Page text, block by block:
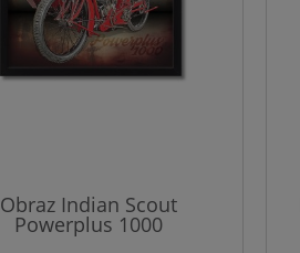
Obraz Indian Scout
Powerplus 1000